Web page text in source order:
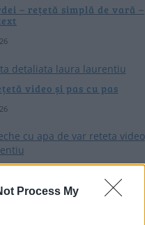
Process My
– rețetă simplă de vară –
video și pas cu pas
de 80 de ani – video și